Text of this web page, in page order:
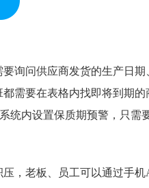
询问供应商发货的生产日期
需要在表格内找即将到期的
统内设置保质期预警，只需
，老板、员工可以通过手机